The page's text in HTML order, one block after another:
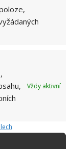
Vždy aktivní
v němž jsou
popsány.